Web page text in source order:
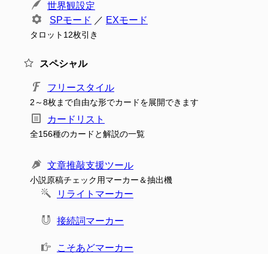
世界観設定
SPモード ／ EXモード
タロット12枚引き
スペシャル
フリースタイル
2～8枚まで自由な形でカードを展開できます
カードリスト
全156種のカードと解説の一覧
文章推敲支援ツール
小説原稿チェック用マーカー＆抽出機
リライトマーカー
接続詞マーカー
こそあどマーカー